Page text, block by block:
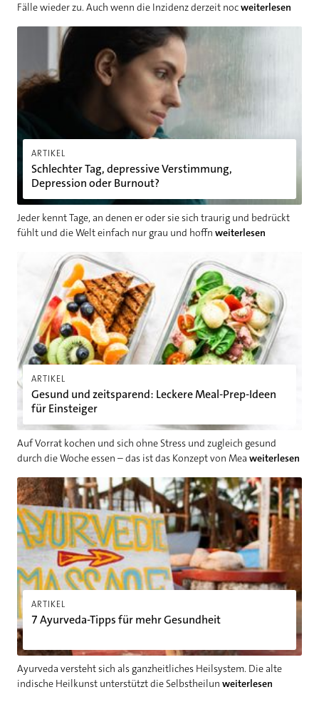
Fälle wieder zu. Auch wenn die Inzidenz derzeit nocweiterlesen
ARTIKEL
Schlechter Tag, depressive Verstimmung,
Depression oder Burnout?
Jeder kennt Tage, an denen er oder sie sich traurig und bedrückt
fühlt und die Welt einfach nur grau und hoffn weiterlesen
Schlechter Tag, depressive Verstimmung, Depression oder
ARTIKEL
Gesund und zeitsparend: Leckere Meal-Prep-Ideen
für Einsteiger
Auf Vorrat kochen und sich ohne Stress und zugleich gesund
durch die Woche essen – das ist das Konzept von Mea weiterlesen
Gesund und zeitsparend: Leckere Meal-Prep-Ideen für
ARTIKEL
7 Ayurveda-Tipps für mehr Gesundheit
Ayurveda versteht sich als ganzheitliches Heilsystem. Die alte
indische Heilkunst unterstützt die Selbstheilun weiterlesen
7 Ayurveda-Tipps für mehr Gesundheit